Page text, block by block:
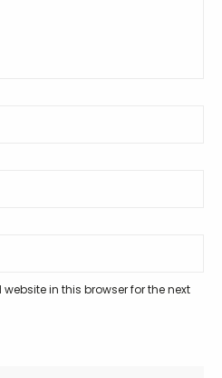
in this browser for the next